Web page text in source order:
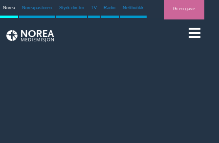
Norea Noreapastoren Styrk din tro TV Radio Nettbutikk Gi en gave